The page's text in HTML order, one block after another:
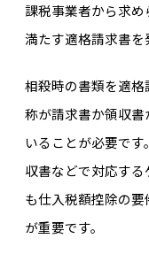
課税事業者から求
満たす適格請求書を
相殺時の書類を適
称が請求書か領収
いることが必要で
収書などで対応す
も仕入税額控除の
が重要です。